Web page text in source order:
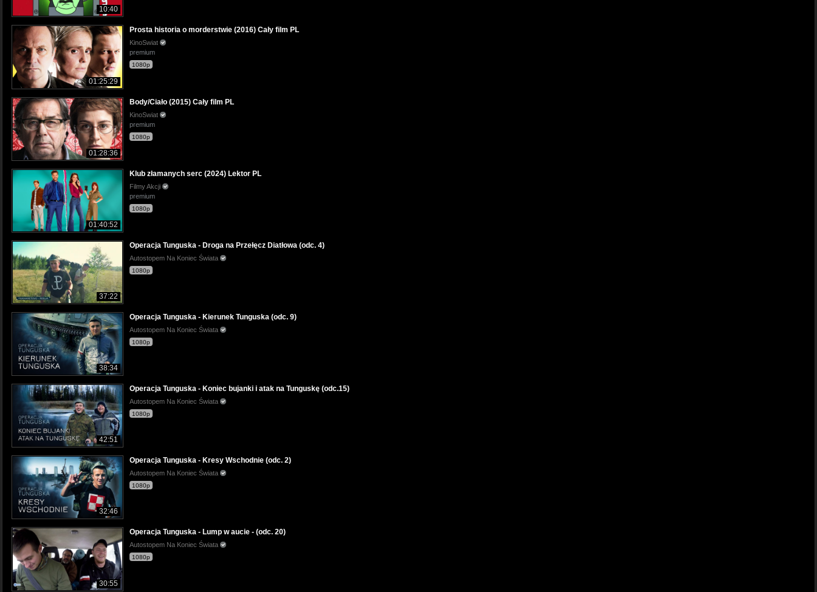
10:40
01:25:29
Prosta historia o morderstwie (2016) Cały film PL
KinoSwiat
premium
1080p
01:28:36
Body/Ciało (2015) Cały film PL
KinoSwiat
premium
1080p
01:40:52
Klub złamanych serc (2024) Lektor PL
Filmy Akcji
premium
1080p
37:22
Operacja Tunguska - Droga na Przełęcz Diatłowa (odc. 4)
Autostopem Na Koniec Świata
1080p
38:34
Operacja Tunguska - Kierunek Tunguska (odc. 9)
Autostopem Na Koniec Świata
1080p
42:51
Operacja Tunguska - Koniec bujanki i atak na Tunguskę (odc.15)
Autostopem Na Koniec Świata
1080p
32:46
Operacja Tunguska - Kresy Wschodnie (odc. 2)
Autostopem Na Koniec Świata
1080p
30:55
Operacja Tunguska - Lump w aucie - (odc. 20)
Autostopem Na Koniec Świata
1080p